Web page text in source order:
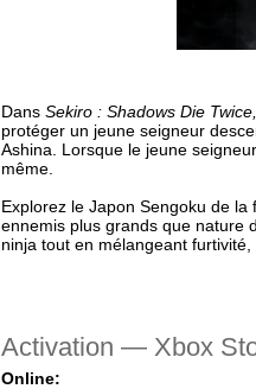
Dans Sekiro : Shadows Die Twice,
protéger un jeune seigneur
Ashina. Lorsque le jeune
même.
Explorez le Japon Sengoku de
ennemis plus grands que nature
ninja tout en mélangeant
Activation — Хbox
Online: